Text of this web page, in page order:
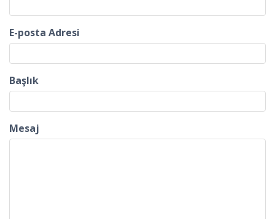
E-posta Adresi
Başlık
Mesaj